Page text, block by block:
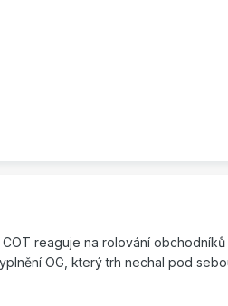
reaguje na rolování
OG, který trh nechal pod